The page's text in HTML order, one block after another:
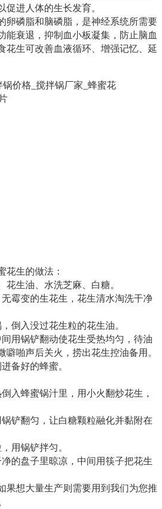
进人体的生长发育。
卵磷脂和脑磷脂，是神经系统所需要
能衰退，抑制血小板凝集，防止脑血
花生可改善血液循环、增强记忆、延
花生的做法：
生油、水洗芝麻、白糖。
霉变的生花生，花生清水淘洗干净
倒入没过花生粒的花生油。
用锅铲翻动使花生受热均匀，待油
啪声后关火，捞出花生控油备用。
备好的蜂蜜。
入蜂蜜锅汁里，用小火翻炒花生，
铲翻匀，让白糖颗粒融化并黏附在
用锅铲拌匀。
的盘子里晾凉，中间用筷子把花生
果想大量生产则需要用到我们为您推